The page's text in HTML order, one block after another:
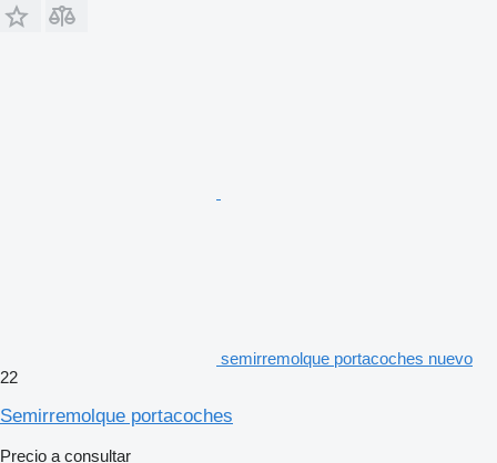
semirremolque portacoches nuevo
22
Semirremolque portacoches
Precio a consultar